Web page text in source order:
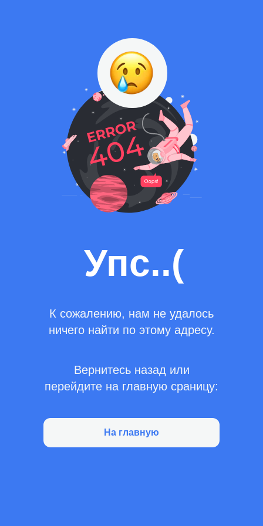
Упс..(
К сожалению, нам не удалось
ничего найти по этому адресу.
Вернитесь назад или
перейдите на главную сраницу:
На главную